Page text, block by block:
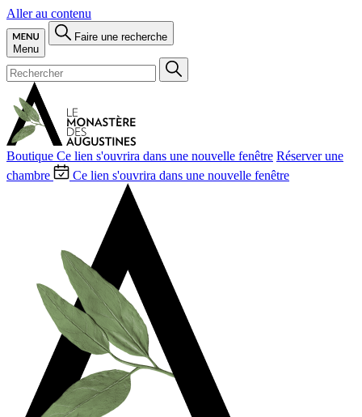
Aller au contenu
Menu
Faire une recherche
Boutique Ce lien s'ouvrira dans une nouvelle fenêtre Réserver une
chambre
Ce lien s'ouvrira dans une nouvelle fenêtre